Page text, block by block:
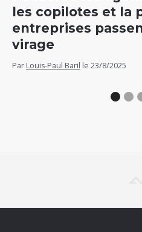
les copilotes et la
entreprises
virage
Par Louis-Paul Baril le 23/8/2025